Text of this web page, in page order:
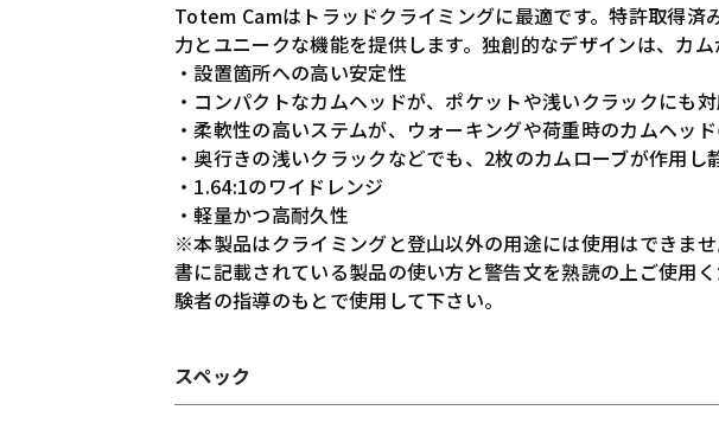
Totem Camはトラッドクライミングに最適です。特許取得
力とユニークな機能を提供します。独創的なデザインは、カ
・設置箇所への高い安定性
・コンパクトなカムヘッドが、ポケットや浅いクラックにも
・柔軟性の高いステムが、ウォーキングや荷重時のカムヘッ
・奥行きの浅いクラックなどでも、2枚のカムローブが作用
・1.64:1のワイドレンジ
・軽量かつ高耐久性
※本製品はクライミングと登山以外の用途には使用はできま
書に記載されている製品の使い方と警告文を熟読の上ご使用
験者の指導のもとで使用して下さい。
スペック